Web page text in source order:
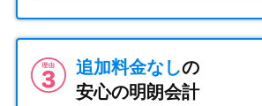
追加料金なしの
安心の明朗会計